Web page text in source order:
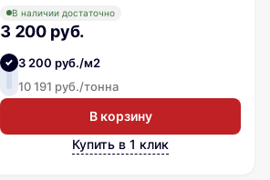
В наличии достаточно
3 200 руб.
3 200 руб./м2
10 191 руб./тонна
В корзину
Купить в 1 клик